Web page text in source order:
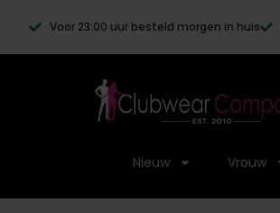
Voor 23:00 uur besteld morgen in huis
Nieuw Vrouw